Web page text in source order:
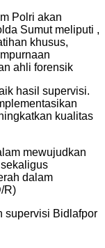
Polri akan
Sumut meliputi ,
khusus,
ahli forensik
hasil supervisi.
kualitas
mewujudkan
dalam
R)
supervisi Bidlafpor